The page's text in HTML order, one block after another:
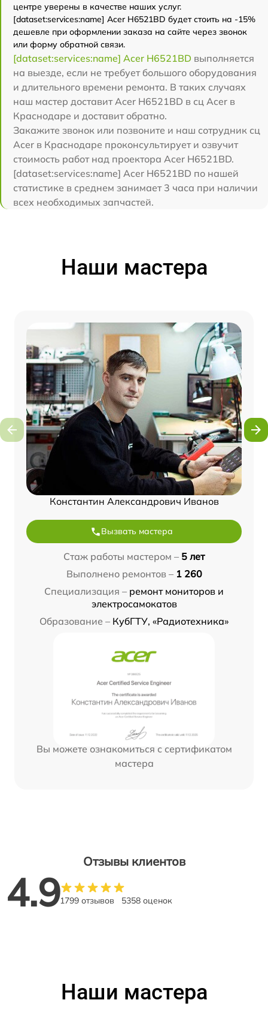
центре уверены в качестве наших услуг.
[dataset:services:name] Acer H6521BD будет стоить на -15%
дешевле при оформлении заказа на сайте через звонок
или форму обратной связи.
[dataset:services:name] Acer H6521BD выполняется
на выезде, если не требует большого оборудования
и длительного времени ремонта. В таких случаях
наш мастер доставит Acer H6521BD в сц Acer в
Краснодаре и доставит обратно.
Закажите звонок или позвоните и наш сотрудник сц
Acer в Краснодаре проконсультирует и озвучит
стоимость работ над проектора Acer H6521BD.
[dataset:services:name] Acer H6521BD по нашей
статистике в среднем занимает 3 часа при наличии
всех необходимых запчастей.
Наши мастера
Константин Александрович Иванов
Вызвать мастера
Стаж работы мастером – 5 лет
Выполнено ремонтов – 1 260
Специализация – ремонт мониторов и
электросамокатов
Образование – КубГТУ, «Радиотехника»
Вы можете ознакомиться с сертификатом
мастера
Отзывы клиентов
4.91799 отзывов 5358 оценок
Наши мастера